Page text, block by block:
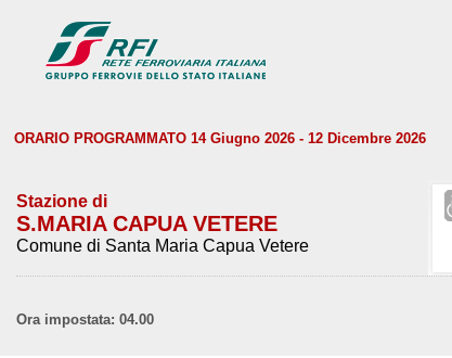
ORARIO PROGRAMMATO 14 Giugno 2026 - 12 Dicembre 2026
Stazione di
S.MARIA CAPUA VETERE
Comune di Santa Maria Capua Vetere
Ora impostata: 04.00